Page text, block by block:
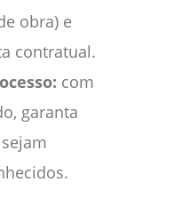
obra) e
contratual.
com
garanta